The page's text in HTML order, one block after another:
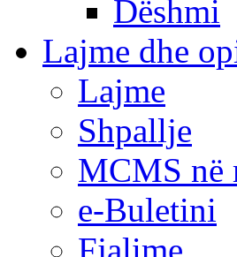
Dëshmi
Lajme dhe
Lajme
Shpallje
MCMS në
e-Buletini
Fjalime